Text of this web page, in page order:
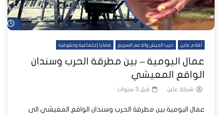
أفلام عاين حرب الجيش والدعم السريع قضايا إجتماعية وحقوقية
عمال اليومية – بين مطرقة الحرب وسندان
الواقع المعيشي
شبكة عاين قبل 3 سنوات
عمال اليومية بين مطرقة الحرب وسندان الواقع المعيشي الى